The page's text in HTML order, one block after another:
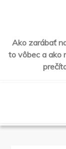
Ako zarábať
to vôbec a ako